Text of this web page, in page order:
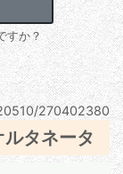
すか？
270402380
タネータ